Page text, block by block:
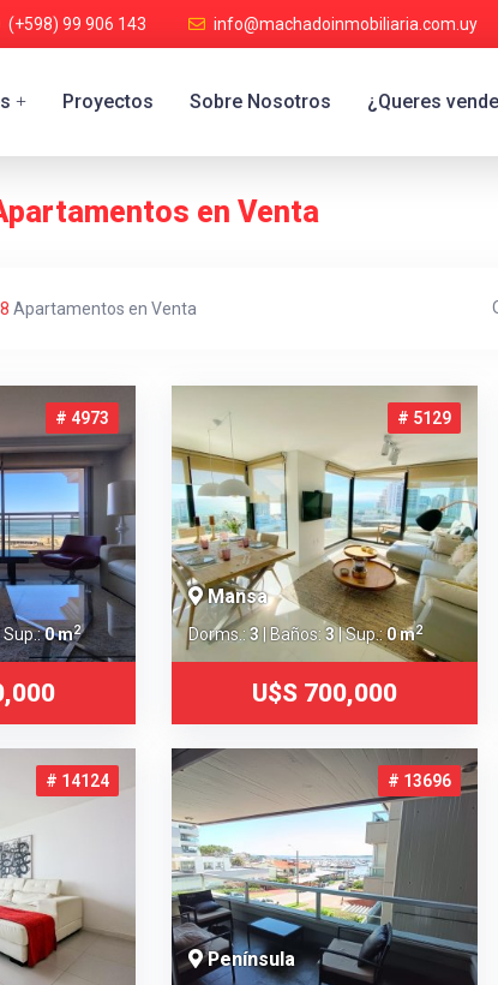
(+598) 99 906 143 info@machadoinmobiliaria.com.uy
+ Proyectos Sobre Nosotros ¿Queres
en Venta
Apartamentos en Venta
# 4973
| Sup.:0 m2
# 5129
Mansa
Dorms.: 3| Baños: 3 | Sup.:0 m2
U$S 700,000
# 14124 # 13696
Península